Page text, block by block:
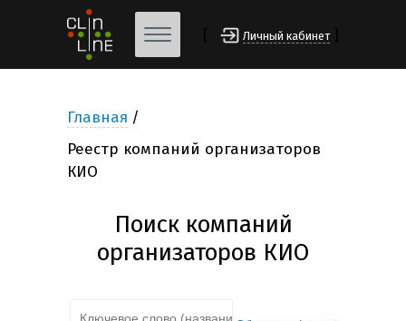
Личный кабинет
Главная
Реестр компаний организаторов
КИО
Поиск компаний
организаторов КИО